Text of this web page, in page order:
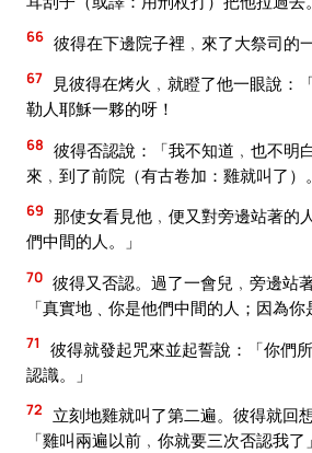
66 彼得在下邊院子裡﹐來了大祭司的
67
見彼得在烤火﹐就瞪了他一眼說：
勒人耶穌一夥的呀！
68 彼得否認說：「我不知道﹐也不明
來﹐到了前院（有古卷加：雞就叫了）。
69 那使女看見他﹐便又對旁邊站著的
們中間的人。」
70 彼得又否認。過了一會兒﹐旁邊站
「真實地﹑你是他們中間的人；因為你
71
彼得就發起咒來並起誓說：「你們
認識。」
72
立刻地雞就叫了第二遍。彼得就回
「雞叫兩遍以前﹐你就要三次否認我